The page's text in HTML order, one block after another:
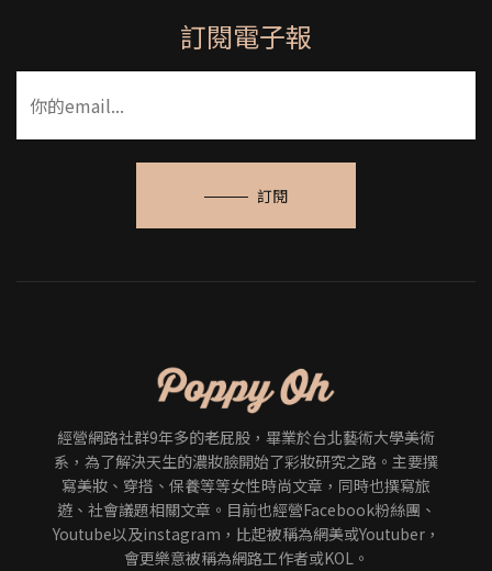
訂閱電子報
訂閱
經營網路社群9年多的老屁股，畢業於台北藝術大學美術
系，為了解決天生的濃妝臉開始了彩妝研究之路。主要撰
寫美妝、穿搭、保養等等女性時尚文章，同時也撰寫旅
遊、社會議題相關文章。目前也經營Facebook粉絲團、
Youtube以及instagram，比起被稱為網美或Youtuber，
會更樂意被稱為網路工作者或KOL。